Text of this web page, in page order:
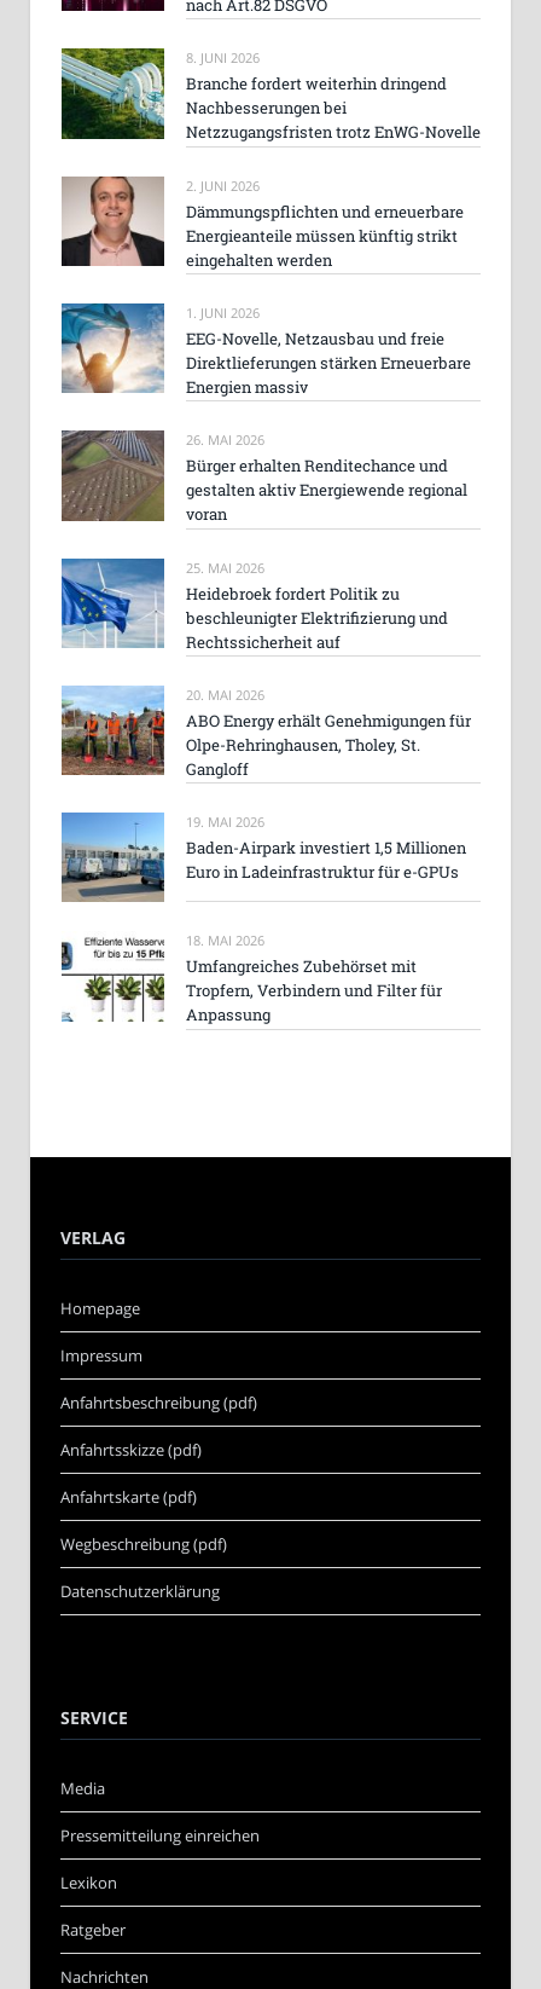
nach Art.82 DSGVO
8. JUNI 2026
Branche fordert weiterhin dringend
Nachbesserungen bei
Netzzugangsfristen trotz EnWG-Novelle
2. JUNI 2026
Dämmungspflichten und erneuerbare
Energieanteile müssen künftig strikt
eingehalten werden
1. JUNI 2026
EEG-Novelle, Netzausbau und freie
Direktlieferungen stärken Erneuerbare
Energien massiv
26. MAI 2026
Bürger erhalten Renditechance und
gestalten aktiv Energiewende regional
voran
25. MAI 2026
Heidebroek fordert Politik zu
beschleunigter Elektrifizierung und
Rechtssicherheit auf
20. MAI 2026
ABO Energy erhält Genehmigungen für
Olpe-Rehringhausen, Tholey, St.
Gangloff
19. MAI 2026
Baden-Airpark investiert 1,5 Millionen
Euro in Ladeinfrastruktur für e-GPUs
18. MAI 2026
Umfangreiches Zubehörset mit
Tropfern, Verbindern und Filter für
Anpassung
VERLAG
Homepage
Impressum
Anfahrtsbeschreibung (pdf)
Anfahrtsskizze (pdf)
Anfahrtskarte (pdf)
Wegbeschreibung (pdf)
Datenschutzerklärung
SERVICE
Media
Pressemitteilung einreichen
Lexikon
Ratgeber
Nachrichten